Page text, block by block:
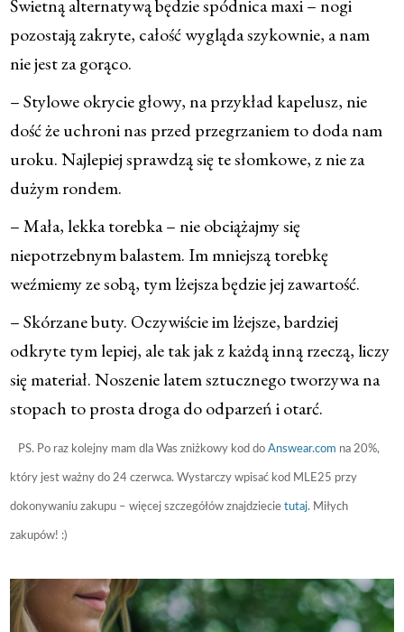
Świetną alternatywą będzie spódnica maxi – nogi
pozostają zakryte, całość wygląda szykownie, a nam
nie jest za gorąco.
– Stylowe okrycie głowy, na przykład kapelusz, nie
dość że uchroni nas przed przegrzaniem to doda nam
uroku. Najlepiej sprawdzą się te słomkowe, z nie za
dużym rondem.
– Mała, lekka torebka – nie obciążajmy się
niepotrzebnym balastem. Im mniejszą torebkę
weźmiemy ze sobą, tym lżejsza będzie jej zawartość.
– Skórzane buty. Oczywiście im lżejsze, bardziej
odkryte tym lepiej, ale tak jak z każdą inną rzeczą, liczy
się materiał. Noszenie latem sztucznego tworzywa na
stopach to prosta droga do odparzeń i otarć.
PS. Po raz kolejny mam dla Was zniżkowy kod doAnswear.com na 20%,
który jest ważny do 24 czerwca. Wystarczy wpisać kod MLE25 przy
dokonywaniu zakupu – więcej szczegółów znajdziecietutaj. Miłych
zakupów! :)